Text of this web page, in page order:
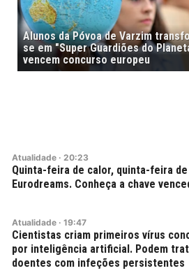
Alunos da Póvoa de Varzim
se em "Super Guardiões do
vencem concurso europeu
Atualidade · 20:23
Quinta-feira de calor, quinta-feira de
Eurodreams. Conheça a chave
Atualidade · 19:47
Cientistas criam primeiros vírus
por inteligência artificial. Podem
doentes com infeções persistentes